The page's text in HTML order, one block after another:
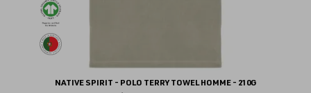
NATIVE SPIRIT - POLO TERRY TOWEL HOMME - 210G